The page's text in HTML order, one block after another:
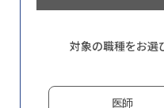
対象の職種をお選
医師